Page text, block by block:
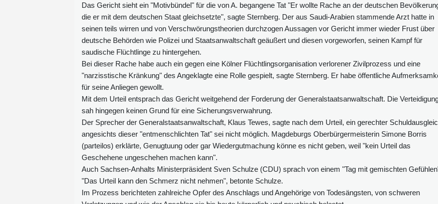
Das Gericht sieht ein "Motivbündel" für die von A. begangene Tat "Er wollte Rache an der deutschen
die er mit dem deutschen Staat gleichsetzte", sagte Sternberg. Der aus Saudi-Arabien stammende Arzt hatte in
seinen teils wirren und von Verschwörungstheorien durchzogen Aussagen vor Gericht immer wieder Frust über
deutsche Behörden wie Polizei und Staatsanwaltschaft geäußert und diesen vorgeworfen, seinen Kampf für
saudische Flüchtlinge zu hintergehen.
Bei dieser Rache habe auch ein gegen eine Kölner Flüchtlingsorganisation verlorener Zivilprozess und eine
"narzisstische Kränkung" des Angeklagte eine Rolle gespielt, sagte Sternberg. Er habe öffentliche
für seine Anliegen gewollt.
Mit dem Urteil entsprach das Gericht weitgehend der Forderung der Generalstaatsanwaltschaft. Die
sah hingegen keinen Grund für eine Sicherungsverwahrung.
Der Sprecher der Generalstaatsanwaltschaft, Klaus Tewes, sagte nach dem Urteil, ein gerechter
angesichts dieser "entmenschlichten Tat" sei nicht möglich. Magdeburgs Oberbürgermeisterin Simone Borris
(parteilos) erklärte, Genugtuung oder gar Wiedergutmachung könne es nicht geben, weil "kein Urteil das
Geschehene ungeschehen machen kann".
Auch Sachsen-Anhalts Ministerpräsident Sven Schulze (CDU) sprach von einem "Tag mit gemischten
"Das Urteil kann den Schmerz nicht nehmen", betonte Schulze.
Im Prozess berichteten zahlreiche Opfer des Anschlags und Angehörige von Todesängsten, von schweren